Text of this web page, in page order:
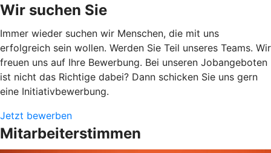
Wir suchen Sie
Immer wieder suchen wir Menschen, die mit uns
erfolgreich sein wollen. Werden Sie Teil unseres Teams. Wir
freuen uns auf Ihre Bewerbung. Bei unseren Jobangeboten
ist nicht das Richtige dabei? Dann schicken Sie uns gern
eine Initiativbewerbung.
Jetzt bewerben
Mitarbeiterstimmen